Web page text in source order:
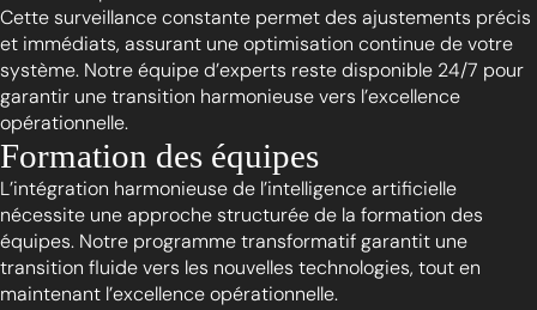
Cette surveillance constante permet des ajustements précis
et immédiats, assurant une optimisation continue de votre
système. Notre équipe d’experts reste disponible 24/7 pour
garantir une transition harmonieuse vers l’excellence
opérationnelle.
Formation des équipes
L’intégration harmonieuse de l’intelligence artificielle
nécessite une approche structurée de la formation des
équipes. Notre programme transformatif garantit une
transition fluide vers les nouvelles technologies, tout en
maintenant l’excellence opérationnelle.